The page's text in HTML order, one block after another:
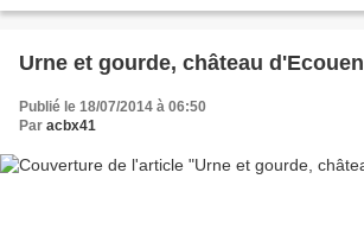
Urne et gourde, château d'Ecouen
Publié le 18/07/2014 à 06:50
Par acbx41